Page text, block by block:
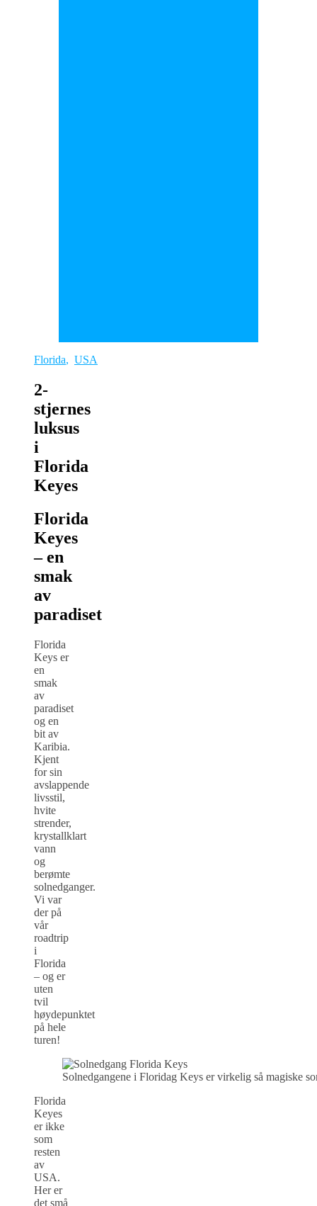
Florida, USA
2-
stjernes
luksus
i
Florida
Keyes
Florida
Keyes
– en
smak
av
paradiset
Florida
Keys er
en
smak
av
paradiset
og en
bit av
Karibia.
Kjent
for sin
avslappende
livsstil,
hvite
strender,
krystallklart
vann
og
berømte
solnedganger.
Vi var
der på
vår
roadtrip
i
Florida
– og er
uten
tvil
høydepunktet
på hele
turen!
Solnedgangene i Floridag Keys er virkelig så magiske
Florida
Keyes
er ikke
som
resten
av
USA.
Her er
det små